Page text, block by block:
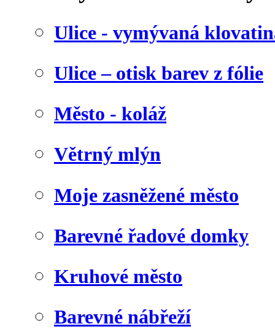
Ulice - vymývaná
Ulice – otisk barev z fólie
Město - koláž
Větrný mlýn
Moje zasněžené město
Barevné řadové domky
Kruhové město
Barevné nábřeží